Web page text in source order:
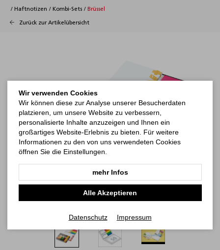
/ Haftnotizen / Kombi-Sets / Brüssel
Zurück zur Artikelübersicht
Wir verwenden Cookies
Wir können diese zur Analyse unserer Besucherdaten
platzieren, um unsere Website zu verbessern,
personalisierte Inhalte anzuzeigen und Ihnen ein
großartiges Website-Erlebnis zu bieten. Für weitere
Informationen zu den von uns verwendeten Cookies
öffnen Sie die Einstellungen.
mehr Infos
Alle Akzeptieren
Datenschutz Impressum